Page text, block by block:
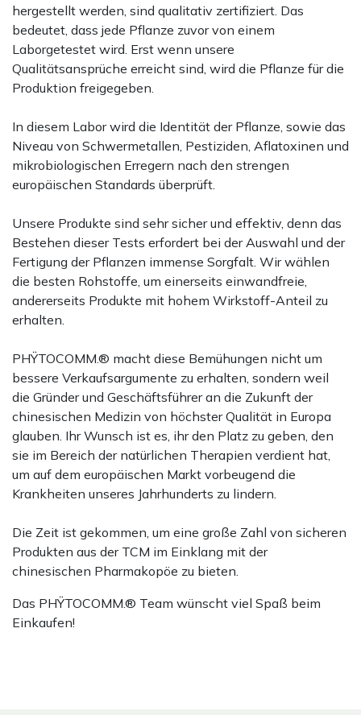
hergestellt werden, sind qualitativ zertifiziert. Das
bedeutet, dass jede Pflanze zuvor von einem
Laborgetestet wird. Erst wenn unsere
Qualitätsansprüche erreicht sind, wird die Pflanze für die
Produktion freigegeben.
In diesem Labor wird die Identität der Pflanze, sowie das
Niveau von Schwermetallen, Pestiziden, Aflatoxinen und
mikrobiologischen Erregern nach den strengen
europäischen Standards überprüft.
Unsere Produkte sind sehr sicher und effektiv, denn das
Bestehen dieser Tests erfordert bei der Auswahl und der
Fertigung der Pflanzen immense Sorgfalt. Wir wählen
die besten Rohstoffe, um einerseits einwandfreie,
andererseits Produkte mit hohem Wirkstoff-Anteil zu
erhalten.
PHŸTOCOMM.® macht diese Bemühungen nicht um
bessere Verkaufsargumente zu erhalten, sondern weil
die Gründer und Geschäftsführer an die Zukunft der
chinesischen Medizin von höchster Qualität in Europa
glauben. Ihr Wunsch ist es, ihr den Platz zu geben, den
sie im Bereich der natürlichen Therapien verdient hat,
um auf dem europäischen Markt vorbeugend die
Krankheiten unseres Jahrhunderts zu lindern.
Die Zeit ist gekommen, um eine große Zahl von sicheren
Produkten aus der TCM im Einklang mit der
chinesischen Pharmakopöe zu bieten.
Das PHŸTOCOMM.® Team wünscht viel Spaß beim
Einkaufen!